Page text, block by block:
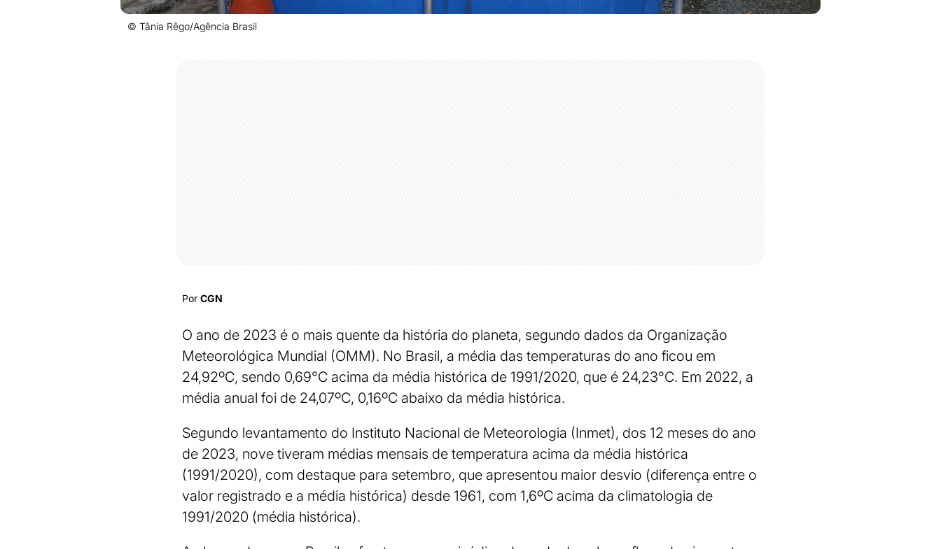
© Tânia Rêgo/Agência Brasil
Por CGN
O ano de 2023 é o mais quente da história do planeta, segundo dados da Organização
Meteorológica Mundial (OMM). No Brasil, a média das temperaturas do ano ficou em
24,92ºC, sendo 0,69°C acima da média histórica de 1991/2020, que é 24,23°C. Em 2022, a
média anual foi de 24,07ºC, 0,16ºC abaixo da média histórica.
Segundo levantamento do Instituto Nacional de Meteorologia (Inmet), dos 12 meses do ano
de 2023, nove tiveram médias mensais de temperatura acima da média histórica
(1991/2020), com destaque para setembro, que apresentou maior desvio (diferença entre o
valor registrado e a média histórica) desde 1961, com 1,6ºC acima da climatologia de
1991/2020 (média histórica).